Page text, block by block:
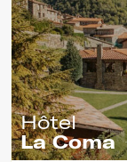
Hôtel
La Coma